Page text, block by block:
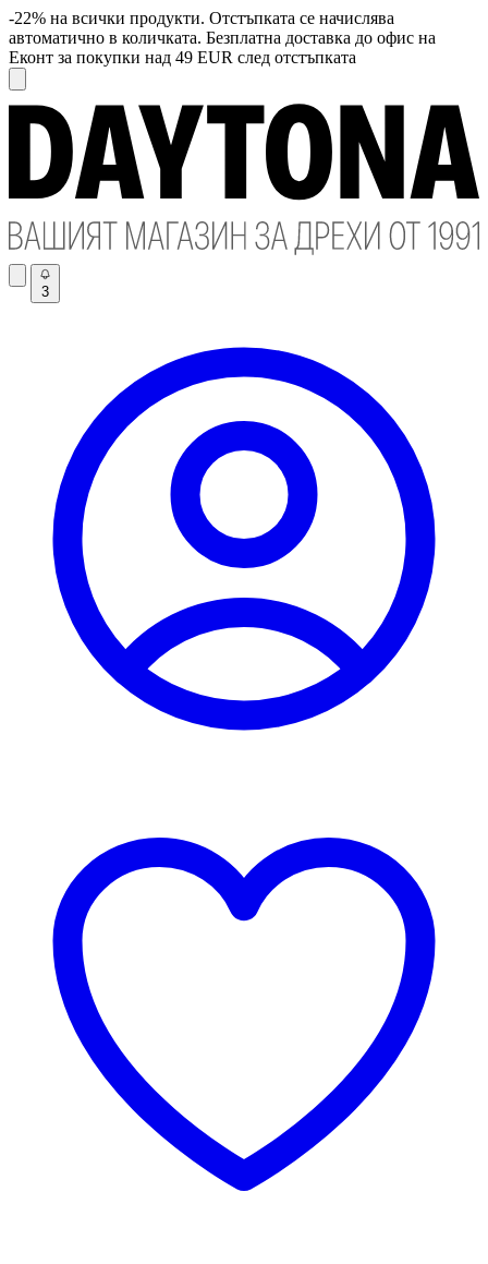
-22% на всички продукти. Отстъпката се начислява
автоматично в количката. Безплатна доставка до офис на
Еконт за покупки над 49 EUR след отстъпката
3